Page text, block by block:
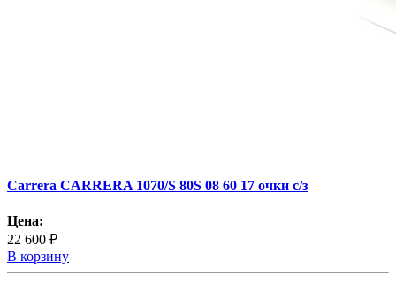
Carrera CARRERA 1070/S 80S 08 60 17 очки с/з
Цена:
22 600 ₽
В корзину